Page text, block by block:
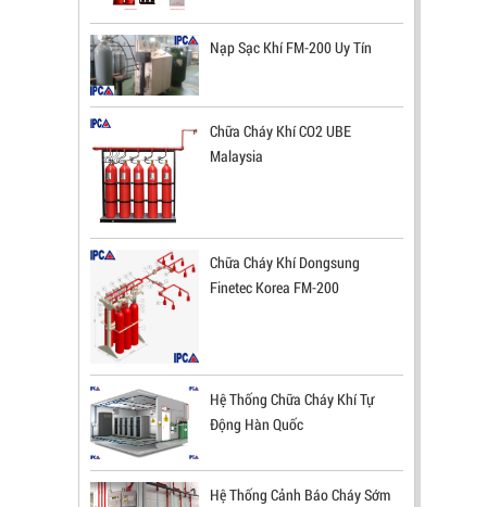
ĐẦU BÁO LỬA CHỐNG NỔ CHỐNG
NƯỚC UV/IR- UX300 NHẬP KHẨU HÀN
Mã sản phẩm: UX300
Nạp Sạc Khí FM-200 Uy Tín
Chữa Cháy Khí CO2 UBE
Malaysia
Chữa Cháy Khí Dongsung
Finetec Korea FM-200
Hệ Thống Chữa Cháy Khí Tự
Động Hàn Quốc
Hệ Thống Cảnh Báo Cháy Sớm